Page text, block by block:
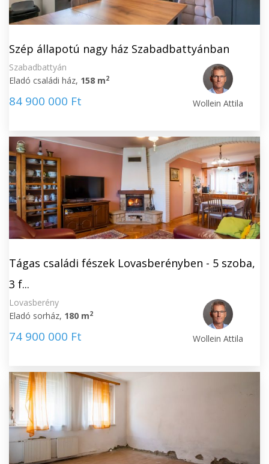
Szép állapotú nagy ház Szabadbattyánban
Szabadbattyán
Eladó családi ház, 158 m2
84 900 000 Ft Wollein Attila
Tágas családi fészek Lovasberényben - 5 szoba,
3 f...
Lovasberény
Eladó sorház, 180 m2
74 900 000 Ft Wollein Attila